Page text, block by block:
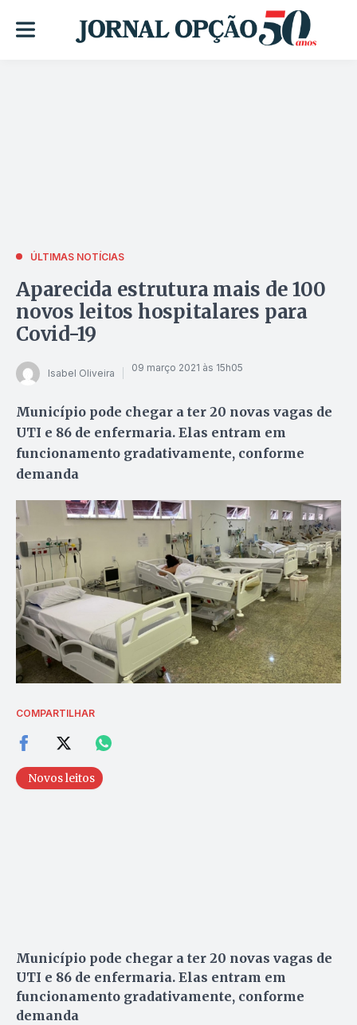
ÚLTIMAS NOTÍCIAS
Aparecida estrutura mais de 100
novos leitos hospitalares para
Covid-19
Isabel Oliveira 09 março 2021 às 15h05
Município pode chegar a ter 20 novas vagas de
UTI e 86 de enfermaria. Elas entram em
funcionamento gradativamente, conforme
demanda
COMPARTILHAR
Novos leitos
Município pode chegar a ter 20 novas vagas de
UTI e 86 de enfermaria. Elas entram em
funcionamento gradativamente, conforme
demanda